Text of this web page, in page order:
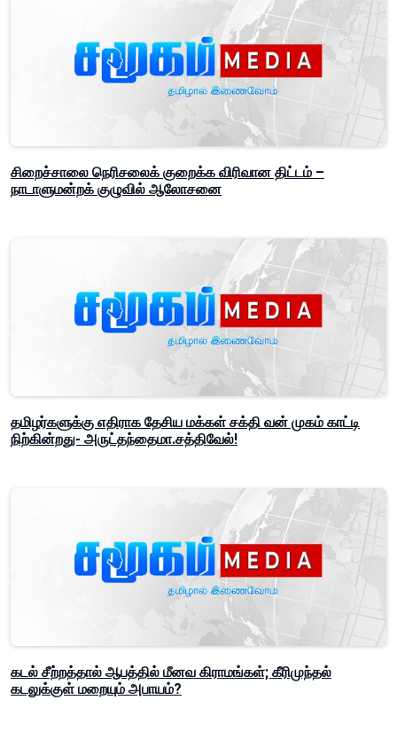
சிறைச்சாலை நெரிசலைக் குறைக்க விரிவான திட்டம் –
நாடாளுமன்றக் குழுவில் ஆலோசனை
தமிழர்களுக்கு எதிராக தேசிய மக்கள் சக்தி வன் முகம் காட்டி
நிற்கின்றது- அருட்தந்தைமா.சத்திவேல்!
கடல் சீற்றத்தால் ஆபத்தில் மீனவ கிராமங்கள்; கீரிமுந்தல்
கடலுக்குள் மறையும் அபாயம்?